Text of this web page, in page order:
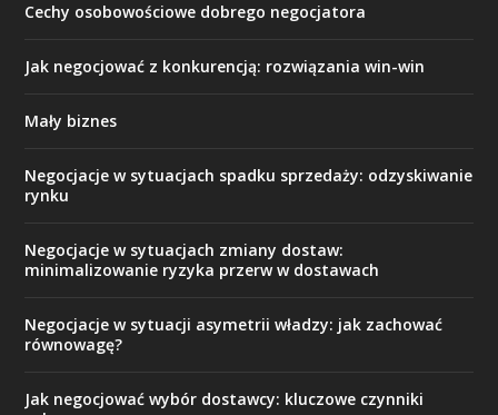
Cechy osobowościowe dobrego negocjatora
Jak negocjować z konkurencją: rozwiązania win-win
Mały biznes
Negocjacje w sytuacjach spadku sprzedaży: odzyskiwanie
rynku
Negocjacje w sytuacjach zmiany dostaw:
minimalizowanie ryzyka przerw w dostawach
Negocjacje w sytuacji asymetrii władzy: jak zachować
równowagę?
Jak negocjować wybór dostawcy: kluczowe czynniki